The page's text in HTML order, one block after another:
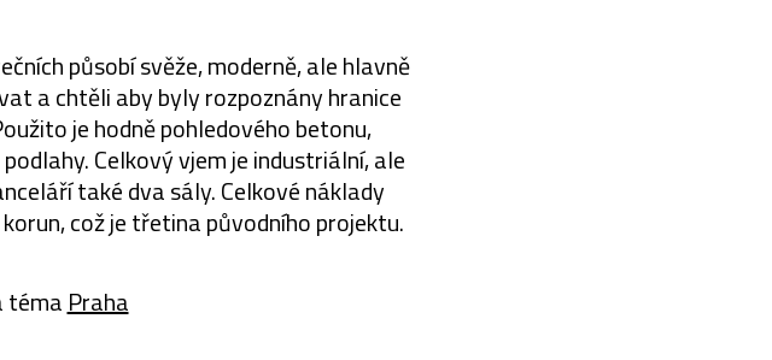
působí svěže, moderně, ale hlavně
a chtěli aby byly rozpoznány hranice
je hodně pohledového betonu,
Celkový vjem je industriální, ale
také dva sály. Celkové náklady
což je třetina původního projektu.
téma Praha